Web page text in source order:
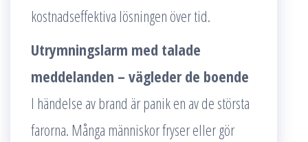
kostnadseffektiva lösningen över tid.
Utrymningslarm med talade
meddelanden – vägleder de boende
I händelse av brand är panik en av de största
farorna. Många människor fryser eller gör